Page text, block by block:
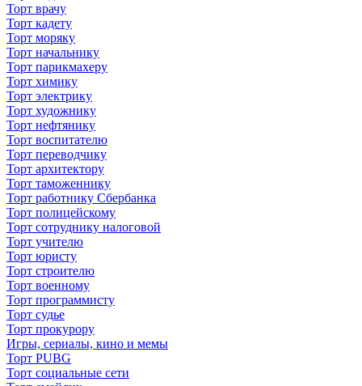
Торт врачу
Торт кадету
Торт моряку
Торт начальнику
Торт парикмахеру
Торт химику
Торт электрику
Торт художнику
Торт нефтянику
Торт воспитателю
Торт переводчику
Торт архитектору
Торт таможеннику
Торт работнику Сбербанка
Торт полицейскому
Торт сотруднику налоговой
Торт учителю
Торт юристу
Торт строителю
Торт военному
Торт программисту
Торт судье
Торт прокурору
Игры, сериалы, кино и мемы
Торт PUBG
Торт социальные сети